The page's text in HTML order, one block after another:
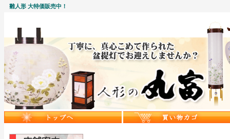
雛人形 大特価販売中！